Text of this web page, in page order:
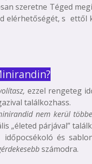
szeretne Téged
elérhetőségét, s ettől
ezzel rengeteg
találkozhass.
nem kerül
„életed párjával”
és
számodra.